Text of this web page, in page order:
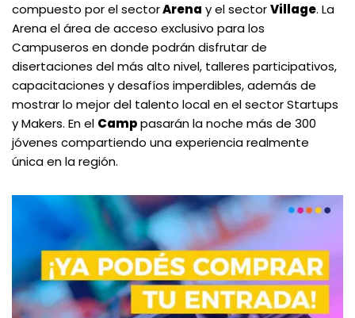
compuesto por el sectorArena y el sectorVillage. La
Arena el área de acceso exclusivo para los
Campuseros en donde podrán disfrutar de
disertaciones del más alto nivel, talleres participativos,
capacitaciones y desafíos imperdibles, además de
mostrar lo mejor del talento local en el sector Startups
y Makers. En el Camppasarán la noche más de 300
jóvenes compartiendo una experiencia realmente
única en la región.